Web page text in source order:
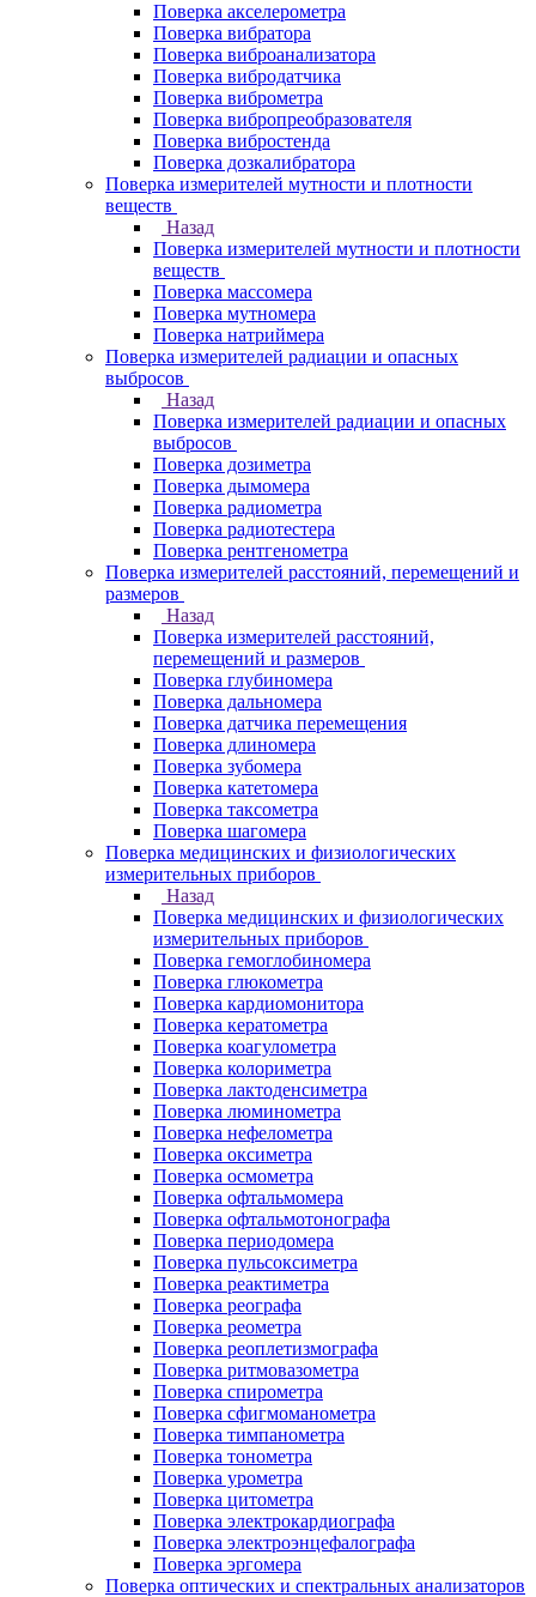
Поверка акселерометра
Поверка вибратора
Поверка виброанализатора
Поверка вибродатчика
Поверка виброметра
Поверка вибропреобразователя
Поверка вибростенда
Поверка дозкалибратора
Поверка измерителей мутности и плотности
веществ
Назад
Поверка измерителей мутности и плотности
веществ
Поверка массомера
Поверка мутномера
Поверка натриймера
Поверка измерителей радиации и опасных
выбросов
Назад
Поверка измерителей радиации и опасных
выбросов
Поверка дозиметра
Поверка дымомера
Поверка радиометра
Поверка радиотестера
Поверка рентгенометра
Поверка измерителей расстояний, перемещений и
размеров
Назад
Поверка измерителей расстояний,
перемещений и размеров
Поверка глубиномера
Поверка дальномера
Поверка датчика перемещения
Поверка длиномера
Поверка зубомера
Поверка катетомера
Поверка таксометра
Поверка шагомера
Поверка медицинских и физиологических
измерительных приборов
Назад
Поверка медицинских и физиологических
измерительных приборов
Поверка гемоглобиномера
Поверка глюкометра
Поверка кардиомонитора
Поверка кератометра
Поверка коагулометра
Поверка колориметра
Поверка лактоденсиметра
Поверка люминометра
Поверка нефелометра
Поверка оксиметра
Поверка осмометра
Поверка офтальмомера
Поверка офтальмотонографа
Поверка периодомера
Поверка пульсоксиметра
Поверка реактиметра
Поверка реографа
Поверка реометра
Поверка реоплетизмографа
Поверка ритмовазометра
Поверка спирометра
Поверка сфигмоманометра
Поверка тимпанометра
Поверка тонометра
Поверка урометра
Поверка цитометра
Поверка электрокардиографа
Поверка электроэнцефалографа
Поверка эргомера
Поверка оптических и спектральных анализаторов